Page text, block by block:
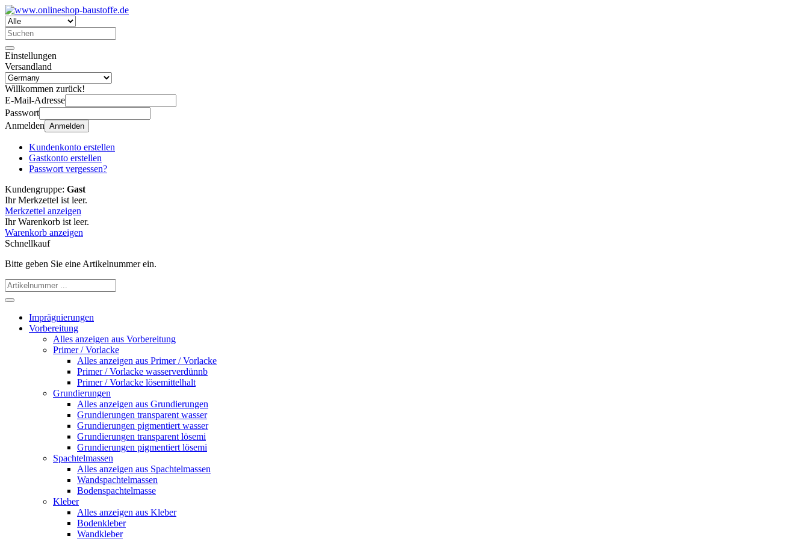
Einstellungen
Versandland
Willkommen zurück!
E-Mail-Adresse
Passwort
Anmelden Anmelden
Kundenkonto erstellen
Gastkonto erstellen
Passwort vergessen?
Kundengruppe: Gast
Ihr Merkzettel ist leer.
Merkzettel anzeigen
Ihr Warenkorb ist leer.
Warenkorb anzeigen
Schnellkauf
Bitte geben Sie eine Artikelnummer ein.
Imprägnierungen
Vorbereitung
Alles anzeigen aus Vorbereitung
Primer / Vorlacke
Alles anzeigen aus Primer / Vorlacke
Primer / Vorlacke wasserverdünnb
Primer / Vorlacke lösemittelhalt
Grundierungen
Alles anzeigen aus Grundierungen
Grundierungen transparent wasser
Grundierungen pigmentiert wasser
Grundierungen transparent lösemi
Grundierungen pigmentiert lösemi
Spachtelmassen
Alles anzeigen aus Spachtelmassen
Wandspachtelmassen
Bodenspachtelmasse
Kleber
Alles anzeigen aus Kleber
Bodenkleber
Wandkleber